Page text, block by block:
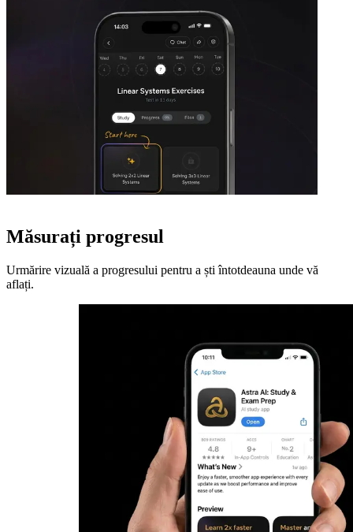
Măsurați progresul
Urmărire vizuală a progresului pentru a ști întotdeauna unde vă
aflați.